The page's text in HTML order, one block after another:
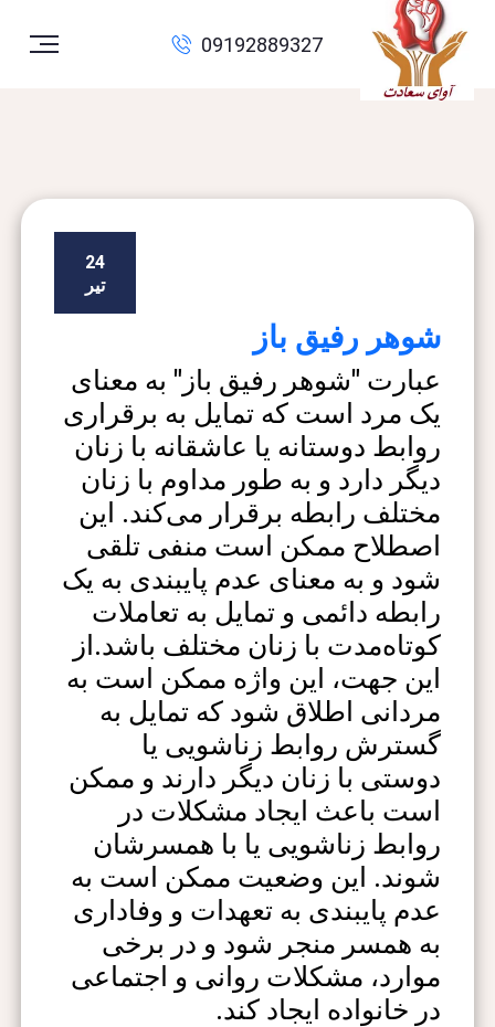
09192889327
24
تیر
شوهر رفیق باز
عبارت "شوهر رفیق باز" به معنای
یک مرد است که تمایل به برقراری
روابط دوستانه یا عاشقانه با زنان
دیگر دارد و به طور مداوم با زنان
مختلف رابطه برقرار می‌کند. این
اصطلاح ممکن است منفی تلقی
شود و به معنای عدم پایبندی به یک
رابطه دائمی و تمایل به تعاملات
کوتاه‌مدت با زنان مختلف باشد.از
این جهت، این واژه ممکن است به
مردانی اطلاق شود که تمایل به
گسترش روابط زناشویی یا
دوستی با زنان دیگر دارند و ممکن
است باعث ایجاد مشکلات در
روابط زناشویی یا با همسرشان
شوند. این وضعیت ممکن است به
عدم پایبندی به تعهدات و وفاداری
به همسر منجر شود و در برخی
موارد، مشکلات روانی و اجتماعی
در خانواده ایجاد کند.